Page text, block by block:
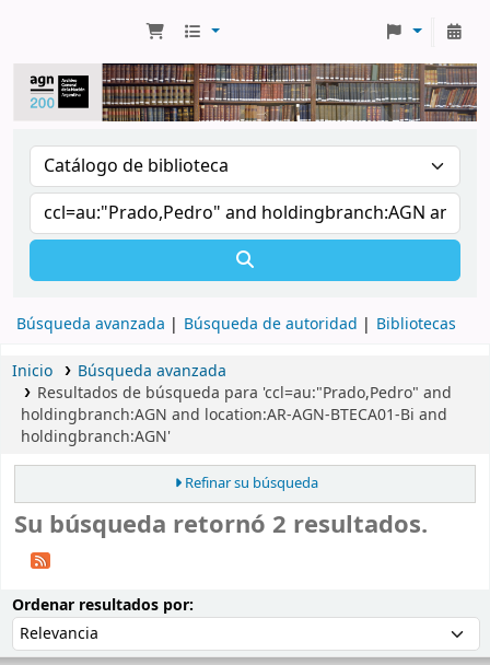
Búsqueda avanzada Búsqueda de autoridad Bibliotecas
Inicio
Búsqueda avanzada
Resultados de búsqueda para 'ccl=au:"Prado,Pedro" and
holdingbranch:AGN and location:AR-AGN-BTECA01-Bi and
holdingbranch:AGN'
Refinar su búsqueda
Su búsqueda retornó 2 resultados.
Ordenar resultados por: